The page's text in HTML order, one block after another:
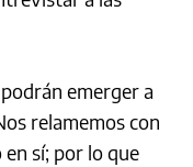
emerger a
relamemos con
sí; por lo que